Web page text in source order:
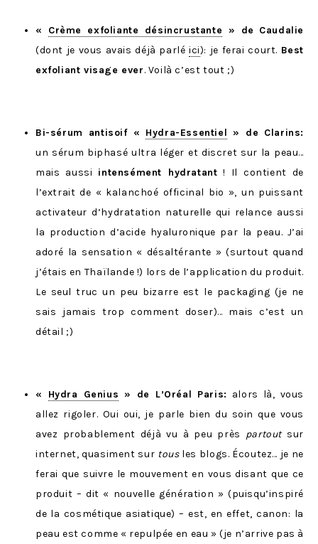
« Crème exfoliante désincrustante » de Caudalie
(dont je vous avais déjà parléici): je ferai court. Best
exfoliant visage ever. Voilà c’est tout ;)
Bi-sérum antisoif « Hydra-Essentiel » de Clarins:
un sérum biphasé ultra léger et discret sur la peau…
mais aussi intensément hydratant ! Il contient de
l’extrait de « kalanchoé officinal bio », un puissant
activateur d’hydratation naturelle qui relance aussi
la production d’acide hyaluronique par la peau. J’ai
adoré la sensation « désaltérante » (surtout quand
j’étais en Thaïlande !) lors de l’application du produit.
Le seul truc un peu bizarre est le packaging (je ne
sais jamais trop comment doser)… mais c’est un
détail ;)
« Hydra Genius » de L’Oréal Paris: alors là, vous
allez rigoler. Oui oui, je parle bien du soin que vous
avez probablement déjà vu à peu près partoutsur
internet, quasiment sur tousles blogs. Écoutez… je ne
ferai que suivre le mouvement en vous disant que ce
produit – dit « nouvelle génération » (puisqu’inspiré
de la cosmétique asiatique) – est, en effet, canon: la
peau est comme « repulpée en eau » (je n’arrive pas à